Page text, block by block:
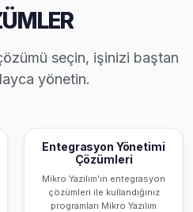
seçin, işinizi baştan
yönetin.
Entegrasyon Yönetimi
Çözümleri
Mikro Yazılım'ın entegrasyon
çözümleri ile kullandığınız
programları Mikro Yazılım